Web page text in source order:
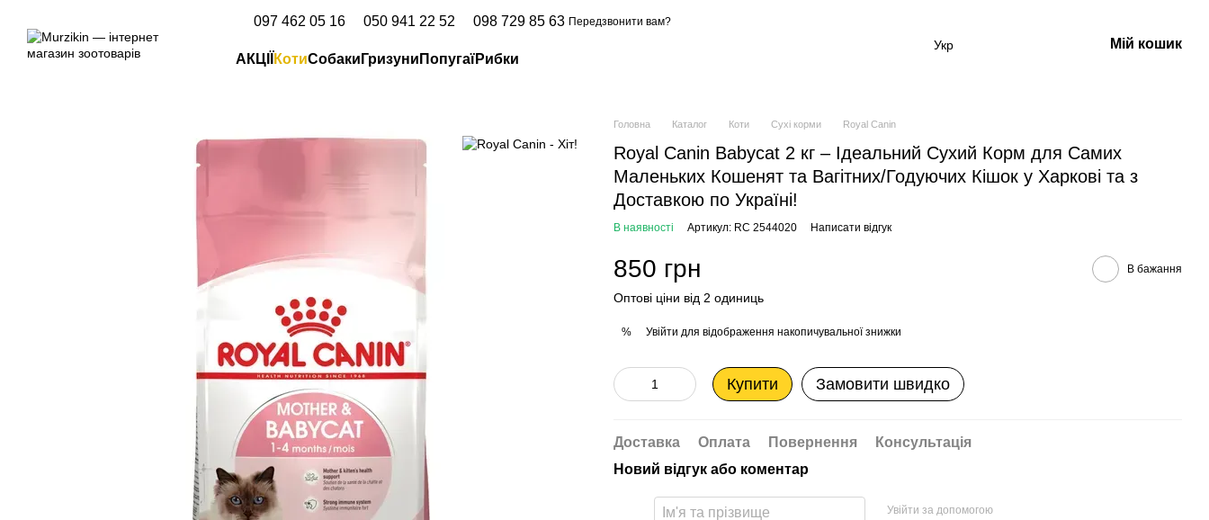
097 462 05 16 050 941 22 52 098 729 85 63 Передзвонити вам?
АКЦІЇ КотиСобаки Гризуни ПопугаїРибки
Укр Мій кошик
Головна Каталог Коти Сухі корми Royal Canin
Royal Canin Babycat 2 кг – Ідеальний Сухий Корм для Самих
Маленьких Кошенят та Вагітних/Годуючих Кішок у Харкові та з
Доставкою по Україні!
В наявності Артикул: RC 2544020 Написати відгук
850 грн В бажання
Оптові ціни від 2 одиниць
% Увійти для відображення накопичувальної знижки
Купити Замовити швидко
Доставка Оплата Повернення
Консультація
Новий відгук або коментар
Увійти за допомогою